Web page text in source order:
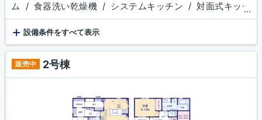
ム / 食器洗い乾燥機 / システムキッチン / 対面式キッチ
ン / 追焚機能浴室 / 浴室乾燥機 / 温水洗浄便座 / 洗髪洗
面化粧台 / トイレ２ヶ所 / 浴室１坪以上 / 床下収納 / ウ
ォークインクロゼット / 収納豊富 / TVモニタ付インターホ
ン / 複層ガラス / ディンプルキー
...
+ 設備条件をすべて表示
販売中 2号棟